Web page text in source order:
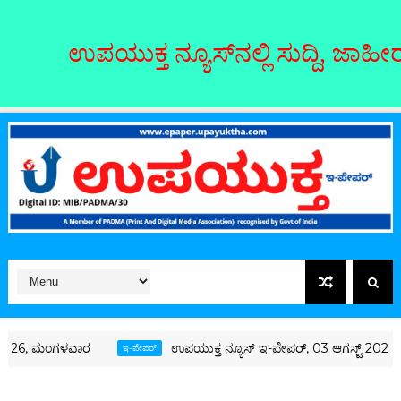
ಉಪಯುಕ್ತ ನ್ಯೂಸ್‌ನಲ್ಲಿ ಸುದ್ದಿ,
ಮಂಗಳವಾರ ಇ-ಪೇಪರ್‌ ಉಪಯುಕ್ತ ನ್ಯೂಸ್ ಇ-ಪೇಪರ್, 03 ಆಗಸ್ಟ್ 2026,